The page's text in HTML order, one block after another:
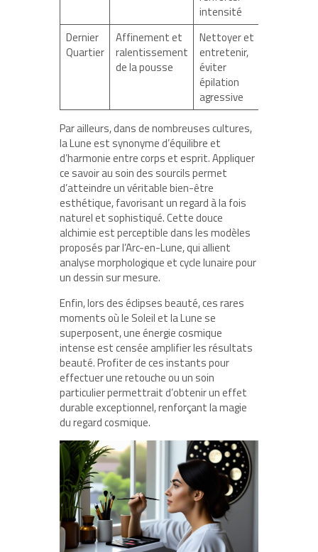
intensité
Dernier
Quartier
Affinement et
ralentissement
de la pousse
Nettoyer et
entretenir,
éviter
épilation
agressive
Par ailleurs, dans de nombreuses cultures,
la Lune est synonyme d’équilibre et
d’harmonie entre corps et esprit. Appliquer
ce savoir au soin des sourcils permet
d’atteindre un véritable bien-être
esthétique, favorisant un regard à la fois
naturel et sophistiqué. Cette douce
alchimie est perceptible dans les modèles
proposés par l’Arc-en-Lune, qui allient
analyse morphologique et cycle lunaire pour
un dessin sur mesure.
Enfin, lors des éclipses beauté, ces rares
moments où le Soleil et la Lune se
superposent, une énergie cosmique
intense est censée amplifier les résultats
beauté. Profiter de ces instants pour
effectuer une retouche ou un soin
particulier permettrait d’obtenir un effet
durable exceptionnel, renforçant la magie
du regard cosmique.